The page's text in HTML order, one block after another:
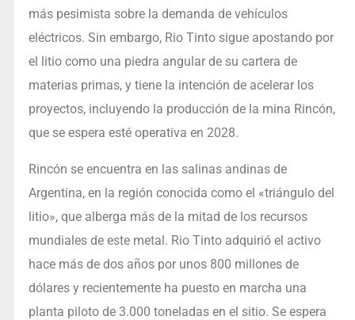
más pesimista sobre la demanda de vehículos
eléctricos. Sin embargo, Rio Tinto sigue apostando por
el litio como una piedra angular de su cartera de
materias primas, y tiene la intención de acelerar los
proyectos, incluyendo la producción de la mina Rincón,
que se espera esté operativa en 2028.
Rincón se encuentra en las salinas andinas de
Argentina, en la región conocida como el «triángulo del
litio», que alberga más de la mitad de los recursos
mundiales de este metal. Rio Tinto adquirió el activo
hace más de dos años por unos 800 millones de
dólares y recientemente ha puesto en marcha una
planta piloto de 3.000 toneladas en el sitio. Se espera